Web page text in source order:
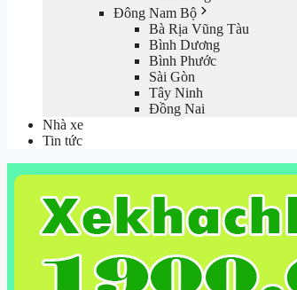
Đông Nam Bộ
Bà Rịa Vũng Tàu
Bình Dương
Bình Phước
Sài Gòn
Tây Ninh
Đồng Nai
Nhà xe
Tin tức